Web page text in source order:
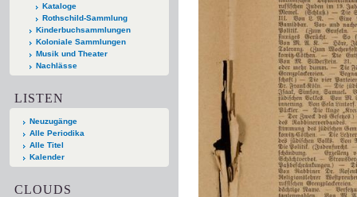
Kataloge
Rothschild-Sammlung
Kinderbuchsammlungen
Koloniale Sammlungen
Musik und Theater
Nachlässe
LISTEN
Neuzugänge
Alle Periodika
Alle Titel
Kalender
CLOUDS